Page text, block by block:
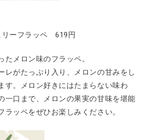
リーフラッペ 619円
たメロン味のフラッペ。
レがたっぷり入り、メロンの甘みをし
す。メロン好きにはたまらない味わ
一口まで、メロンの果実の甘味を堪能
ラッペをぜひお楽しみください。